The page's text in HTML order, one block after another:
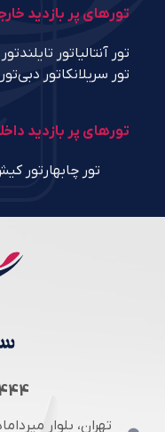
تورهای پر بازدید
تور آنتالیاتور تایلند
تور سریلانکاتور دبی
تورهای پر بازدید
تور چابهار تور
تهران، بلوار